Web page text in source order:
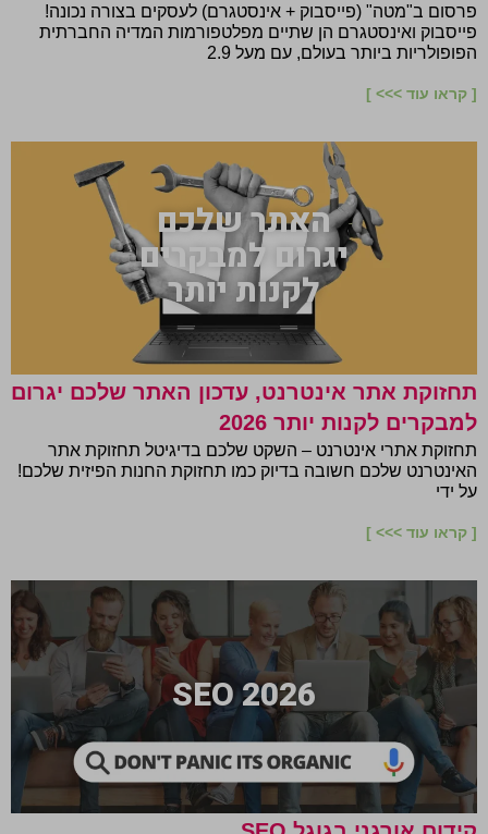
פרסום ב"מטה" (פייסבוק + אינסטגרם) לעסקים בצורה נכונה!
פייסבוק ואינסטגרם הן שתיים מפלטפורמות המדיה החברתית
הפופולריות ביותר בעולם, עם מעל 2.9
[ קראו עוד >>> ]
האתר שלכם
יגרום למבקרים
לקנות יותר
תחזוקת אתר אינטרנט, עדכון האתר שלכם יגרום
למבקרים לקנות יותר 2026
תחזוקת אתרי אינטרנט – השקט שלכם בדיגיטל תחזוקת אתר
האינטרנט שלכם חשובה בדיוק כמו תחזוקת החנות הפיזית שלכם!
על ידי
[ קראו עוד >>> ]
SEO 2026